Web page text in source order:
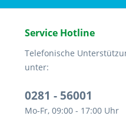
Service Hotline
Telefonische
unter:
0281 - 56001
Mo-Fr, 09:00 - 17:00 Uhr